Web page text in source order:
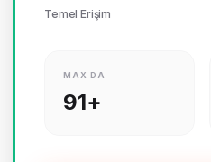
Temel Erişim
MAX DA
91+